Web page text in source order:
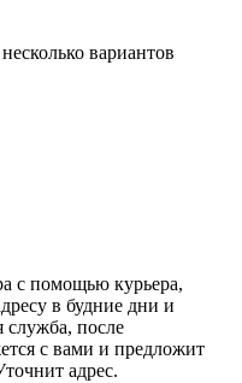
вариантов
с помощью курьера,
в будние дни и
служба, после
с вами и предложит
адрес.